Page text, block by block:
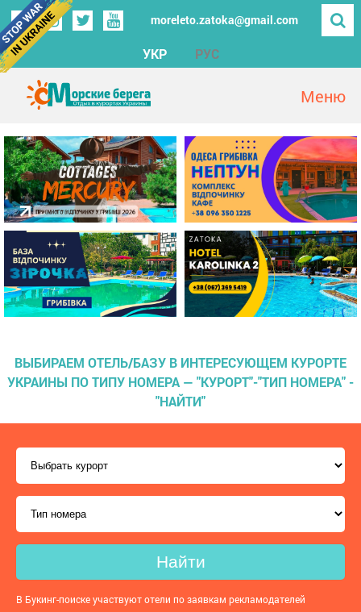
moreleto.zatoka@gmail.com
УКР РУС
ВЫБИРАЕМ ОТЕЛЬ/БАЗУ В ИНТЕРЕСУЮЩЕМ КУРОРТЕ
УКРАИНЫ ПО ТИПУ НОМЕРА — "КУРОРТ"-"ТИП НОМЕРА" -
"НАЙТИ"
Найти
В Букинг-поиске участвуют отели по заявкам рекламодателей